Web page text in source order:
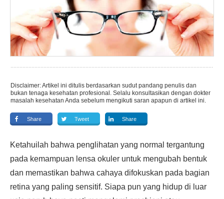
Disclaimer: Artikel ini ditulis berdasarkan sudut pandang penulis dan
bukan tenaga kesehatan profesional. Selalu konsultasikan dengan dokter
masalah kesehatan Anda sebelum mengikuti saran apapun di artikel ini.
Share Tweet Share
Ketahuilah bahwa penglihatan yang normal tergantung
pada kemampuan lensa okuler untuk mengubah bentuk
dan memastikan bahwa cahaya difokuskan pada bagian
retina yang paling sensitif. Siapa pun yang hidup di luar